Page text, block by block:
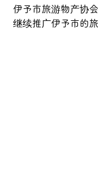
伊予市旅游物产协
继续推广伊予市的